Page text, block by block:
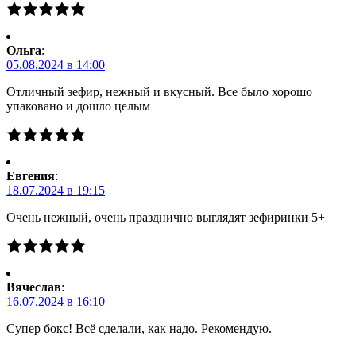
Ольга:
05.08.2024 в 14:00
Отличный зефир, нежный и вкусный. Все было хорошо
упаковано и дошло целым
Евгения:
18.07.2024 в 19:15
Очень нежный, очень празднично выглядят зефиринки 5+
Вячеслав:
16.07.2024 в 16:10
Супер бокс! Всё сделали, как надо. Рекомендую.